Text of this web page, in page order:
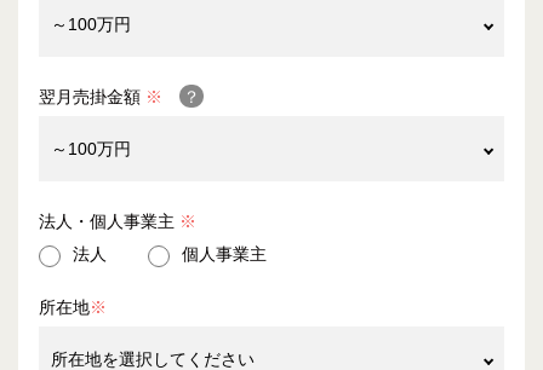
翌月売掛金額 ※
法人・個人事業主 ※
法人
個人事業主
所在地※